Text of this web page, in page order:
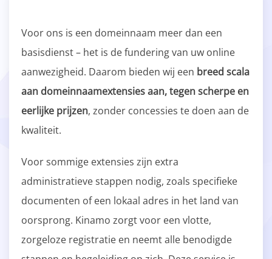
Voor ons is een domeinnaam meer dan een
basisdienst – het is de fundering van uw online
aanwezigheid. Daarom bieden wij een breed scala
aan domeinnaamextensies aan, tegen scherpe en
eerlijke prijzen, zonder concessies te doen aan de
kwaliteit.
Voor sommige extensies zijn extra
administratieve stappen nodig, zoals specifieke
documenten of een lokaal adres in het land van
oorsprong. Kinamo zorgt voor een vlotte,
zorgeloze registratie en neemt alle benodigde